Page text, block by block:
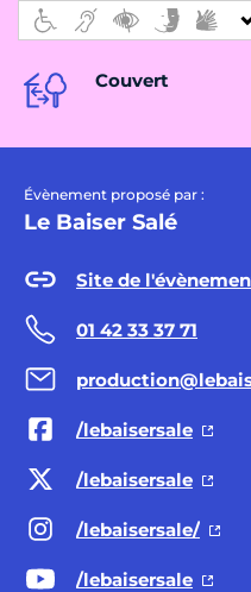
Couvert
Évènement proposé par :
Le Baiser Salé
Site de
01 42 33 37 71
/lebaisersale
/lebaisersale
/lebaisersale/
/lebaisersale